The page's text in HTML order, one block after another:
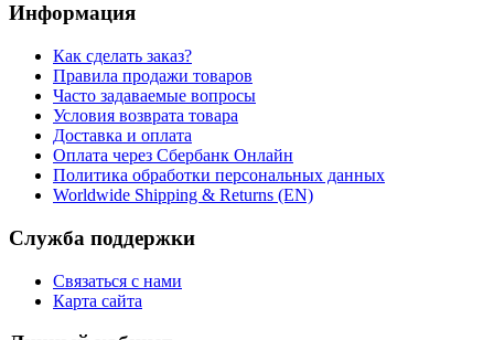
Информация
Как сделать заказ?
Правила продажи товаров
Часто задаваемые вопросы
Условия возврата товара
Доставка и оплата
Оплата через Сбербанк Онлайн
Политика обработки персональных данных
Worldwide Shipping & Returns (EN)
Служба поддержки
Связаться с нами
Карта сайта